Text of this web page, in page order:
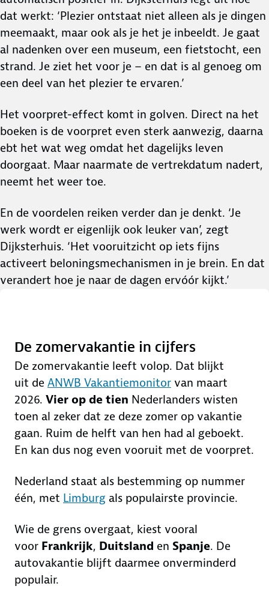
dat werkt: ‘Plezier ontstaat niet alleen als je dingen
meemaakt, maar ook als je het je inbeeldt. Je gaat
al nadenken over een museum, een fietstocht, een
strand. Je ziet het voor je – en dat is al genoeg om
een deel van het plezier te ervaren.’
Het voorpret-effect komt in golven. Direct na het
boeken is de voorpret even sterk aanwezig, daarna
ebt het wat weg omdat het dagelijks leven
doorgaat. Maar naarmate de vertrekdatum nadert,
neemt het weer toe.
En de voordelen reiken verder dan je denkt. ‘Je
werk wordt er eigenlijk ook leuker van’, zegt
Dijksterhuis. ‘Het vooruitzicht op iets fijns
activeert beloningsmechanismen in je brein. En dat
verandert hoe je naar de dagen ervóór kijkt.’
De zomervakantie in cijfers
De zomervakantie leeft volop. Dat blijkt
uit de ANWB Vakantiemonitor van maart
2026. Vier op de tien Nederlanders wisten
toen al zeker dat ze deze zomer op vakantie
gaan. Ruim de helft van hen had al geboekt.
En kan dus nog even vooruit met de voorpret.
Nederland staat als bestemming op nummer
één, met Limburg als populairste provincie.
Wie de grens overgaat, kiest vooral
voor Frankrijk, Duitsland en Spanje. De
autovakantie blijft daarmee onverminderd
populair.